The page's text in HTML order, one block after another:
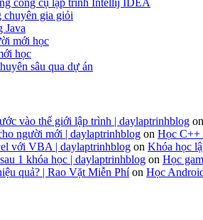
gia giỏi
Java
mới học
học
sâu qua dự án
vào thế giới lập trình | daylaptrinhblog on
người mới | daylaptrinhblog on Học C++
với VBA | daylaptrinhblog on Khóa học
1 khóa học | daylaptrinhblog on Học
quả? | Rao Vặt Miễn Phíon Học